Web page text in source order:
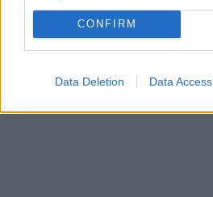
CONFIRM
Data Deletion Data Access